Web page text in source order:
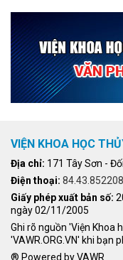
VIỆN KHOA HỌC
Địa chỉ: 171 Tây Sơn -
Điện thoại:
Giấy phép xuất bản số:
ngày 02/11/2005
Ghi rõ nguồn 'Viện Khoa
'VAWR.ORG.VN' khi bạn
® Powered by VAWR